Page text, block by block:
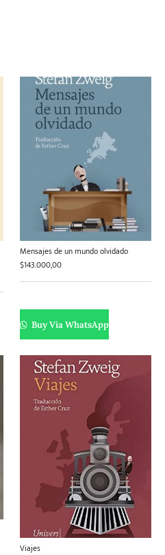
Mensajes de un mundo olvidado
$143.000,00
Buy Via WhatsApp
Viajes